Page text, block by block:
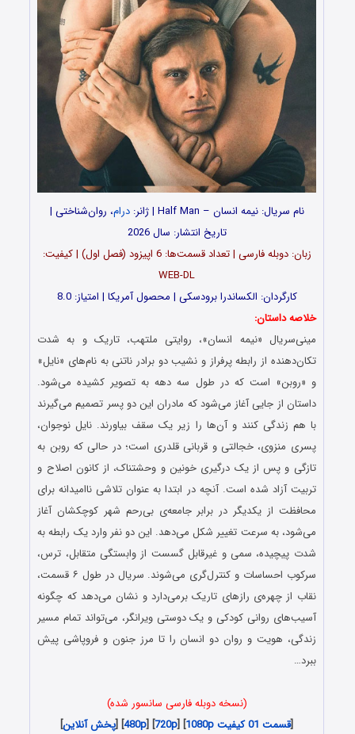
نام سریال: نیمه انسان – Half Man | ژانر: درام، روان‌شناختی |
تاریخ انتشار: سال 2026
زبان: دوبله فارسی | تعداد قسمت‌ها: 6 اپیزود (فصل اول) | کیفیت:
WEB-DL
کارگردان: الکساندرا برودسکی | محصول آمریکا | امتیاز: 8.0
خلاصه داستان:
مینی‌سریال «نیمه انسان»، روایتی ملتهب، تاریک و به شدت
تکان‌دهنده از رابطه پرفراز و نشیب دو برادر ناتنی به نام‌های «نایل»
و «روبن» است که در طول سه دهه به تصویر کشیده می‌شود.
داستان از جایی آغاز می‌شود که مادران این دو پسر تصمیم می‌گیرند
با هم زندگی کنند و آن‌ها را زیر یک سقف بیاورند. نایل نوجوان،
پسری منزوی، خجالتی و قربانی قلدری است؛ در حالی که روبن به
تازگی و پس از یک درگیری خونین و وحشتناک، از کانون اصلاح و
تربیت آزاد شده است. آنچه در ابتدا به عنوان تلاشی ناامیدانه برای
محافظت از یکدیگر در برابر جامعه‌ی بی‌رحم شهر کوچکشان آغاز
می‌شود، به سرعت تغییر شکل می‌دهد. این دو نفر وارد یک رابطه به
شدت پیچیده، سمی و غیرقابل گسست از وابستگی متقابل، ترس،
سرکوب احساسات و کنترل‌گری می‌شوند. سریال در طول ۶ قسمت،
نقاب از چهره‌ی رازهای تاریک برمی‌دارد و نشان می‌دهد که چگونه
آسیب‌های روانی کودکی و یک دوستی ویرانگر، می‌تواند تمام مسیر
زندگی، هویت و روان دو انسان را تا مرز جنون و فروپاشی پیش
ببرد…
(نسخه دوبله فارسی سانسور شده)
[قسمت 01 کیفیت 1080p ] [
720p
] [
480p
] [پخش آنلاین]